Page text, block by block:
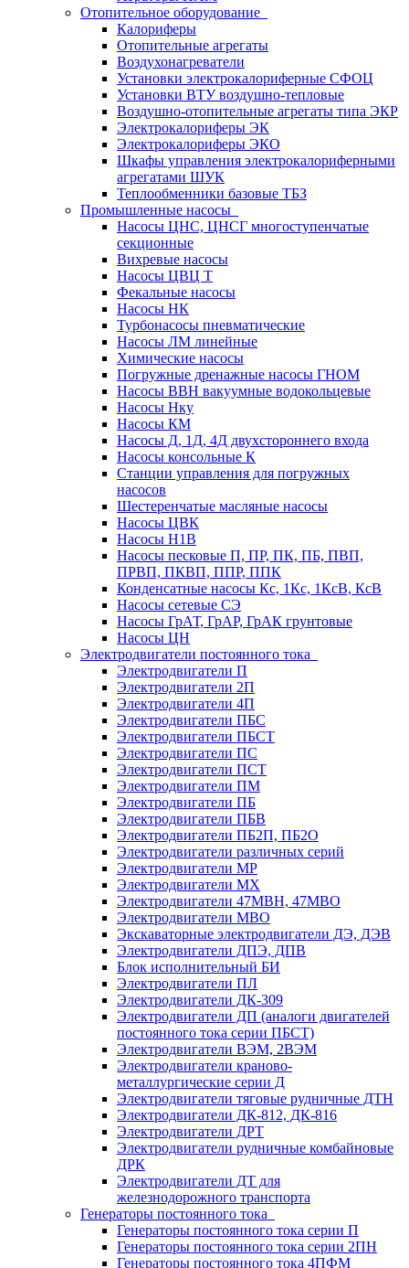
Отопительное оборудование
Калориферы
Отопительные агрегаты
Воздухонагреватели
Установки электрокалориферные СФОЦ
Установки ВТУ воздушно-тепловые
Воздушно-отопительные агрегаты типа ЭКР
Электрокалориферы ЭК
Электрокалориферы ЭКО
Шкафы управления электрокалориферными
агрегатами ШУК
Теплообменники базовые ТБЗ
Промышленные насосы
Насосы ЦНС, ЦНСГ многоступенчатые
секционные
Вихревые насосы
Насосы ЦВЦ Т
Фекальные насосы
Насосы НК
Турбонасосы пневматические
Насосы ЛМ линейные
Химические насосы
Погружные дренажные насосы ГНОМ
Насосы ВВН вакуумные водокольцевые
Насосы Нку
Насосы КМ
Насосы Д, 1Д, 4Д двухстороннего входа
Насосы консольные К
Станции управления для погружных
насосов
Шестеренчатые масляные насосы
Насосы ЦВК
Насосы Н1В
Насосы песковые П, ПР, ПК, ПБ, ПВП,
ПРВП, ПКВП, ППР, ППК
Конденсатные насосы Кс, 1Кс, 1КсВ, КсВ
Насосы сетевые СЭ
Насосы ГрАТ, ГрАР, ГрАК грунтовые
Насосы ЦН
Электродвигатели постоянного тока
Электродвигатели П
Электродвигатели 2П
Электродвигатели 4П
Электродвигатели ПБС
Электродвигатели ПБСТ
Электродвигатели ПС
Электродвигатели ПСТ
Электродвигатели ПМ
Электродвигатели ПБ
Электродвигатели ПБВ
Электродвигатели ПБ2П, ПБ2О
Электродвигатели различных серий
Электродвигатели МР
Электродвигатели MX
Электродвигатели 47MBH, 47МВО
Электродвигатели MBO
Экскаваторные электродвигатели ДЭ, ДЭВ
Электродвигатели ДПЭ, ДПВ
Блок исполнительный БИ
Электродвигатели ПЛ
Электродвигатели ДК-309
Электродвигатели ДП (аналоги двигателей
постоянного тока серии ПБСТ)
Электродвигатели ВЭМ, 2ВЭМ
Электродвигатели краново-
металлургические серии Д
Электродвигатели тяговые рудничные ДТН
Электродвигатели ДК-812, ДК-816
Электродвигатели ДРТ
Электродвигатели рудничные комбайновые
ДРК
Электродвигатели ДТ для
железнодорожного транспорта
Генераторы постоянного тока
Генераторы постоянного тока серии П
Генераторы постоянного тока серии 2ПН
Генераторы постоянного тока 4ПФМ